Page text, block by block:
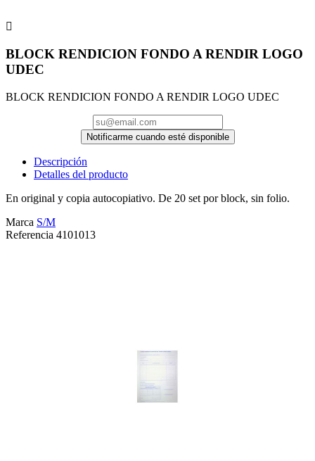

BLOCK RENDICION FONDO A RENDIR LOGO
UDEC
BLOCK RENDICION FONDO A RENDIR LOGO UDEC
Notificarme cuando esté disponible
Descripción
Detalles del producto
En original y copia autocopiativo. De 20 set por block, sin folio.
Marca S/M
Referencia 4101013